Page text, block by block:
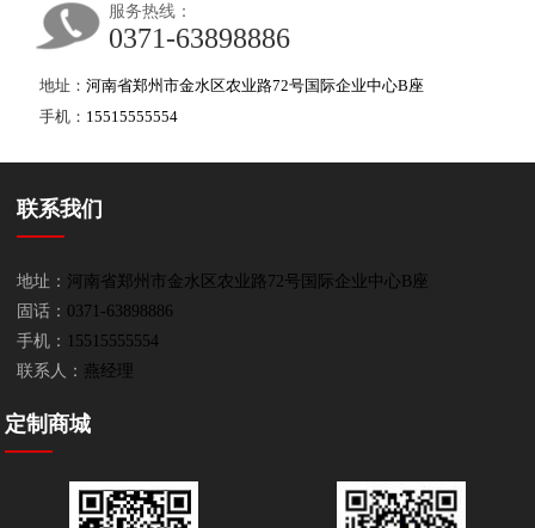
服务热线：
0371-63898886
地址： 河南省郑州市金水区农业路72号国际企业中心B座
手机： 15515555554
联系我们
地址： 河南省郑州市金水区农业路72号国际企业中心B座
固话： 0371-63898886
手机： 15515555554
联系人： 燕经理
定制商城